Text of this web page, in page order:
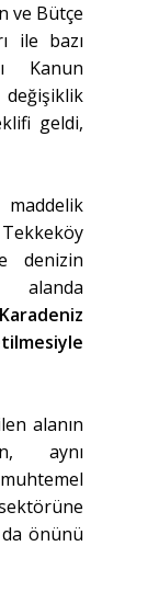
ve Bütçe
ile bazı
Kanun
geldi,
Tekkeköy
denizin
alanda
alanın
aynı
da önünü